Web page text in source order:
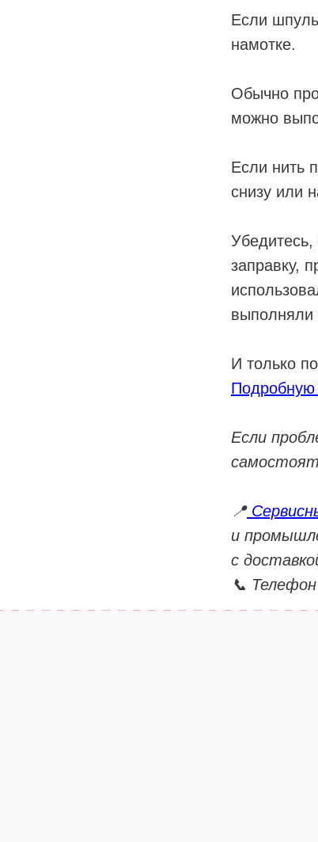
Если
намотке.
Обычно
можно
Если нить
снизу или
Убедитесь,
заправку,
выполняли
И только
Подробную
Если
📍
и
с
📞